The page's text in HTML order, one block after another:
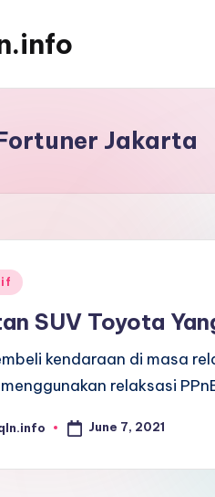
Jakarta
SUV Toyota
kendaraan di masa
relaksasi
June 7, 2021